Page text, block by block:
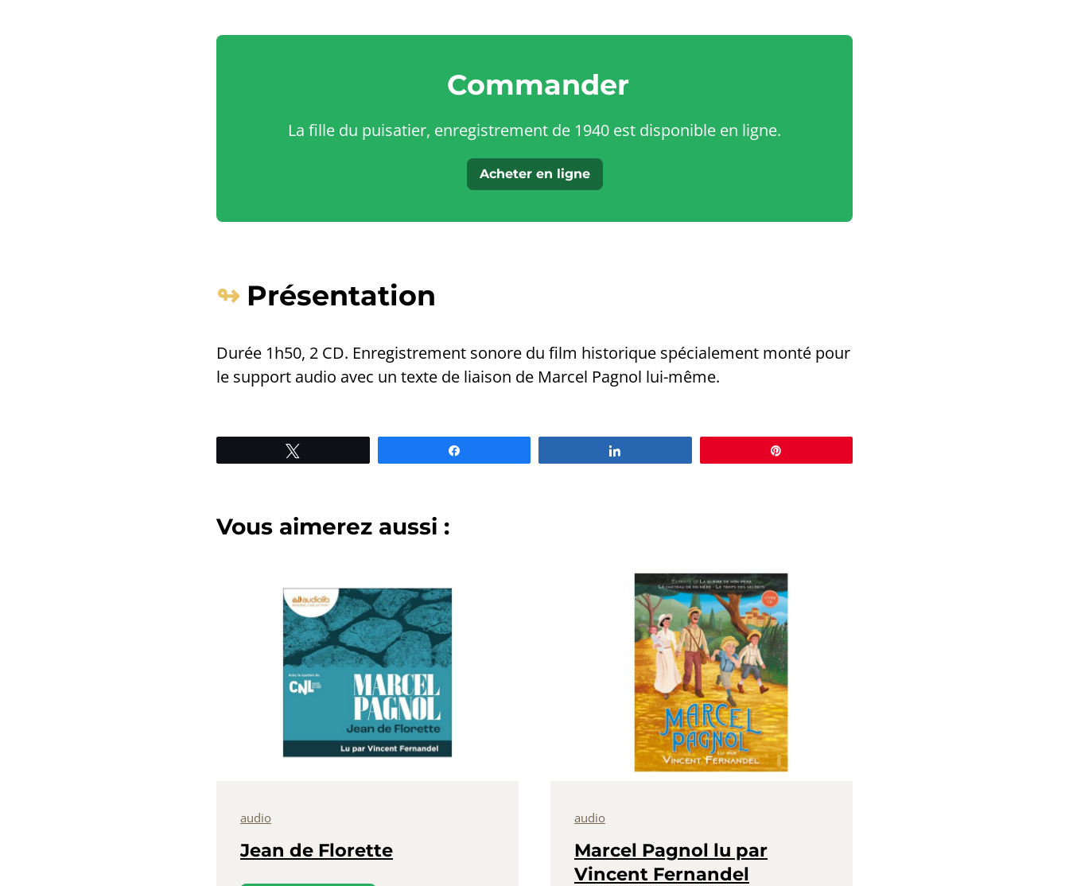
Commander
La fille du puisatier, enregistrement de 1940 est disponible en ligne.
Acheter en ligne
Présentation
Durée 1h50, 2 CD. Enregistrement sonore du film historique spécialement monté pour
le support audio avec un texte de liaison de Marcel Pagnol lui-même.
Vous aimerez aussi :
audio
Jean de Florette
audio
Marcel Pagnol lu par
Vincent Fernandel